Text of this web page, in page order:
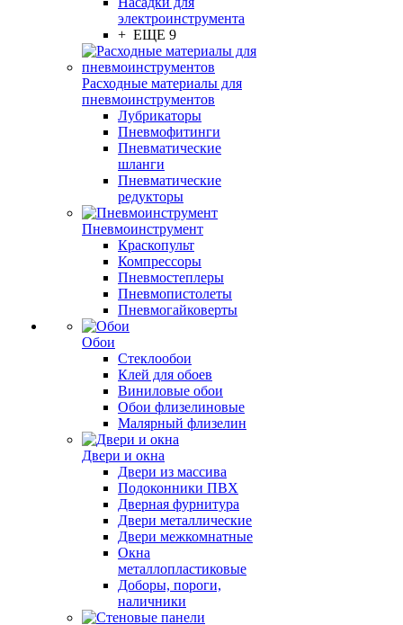
электроинструмента
+ ЕЩЕ 9
Расходные материалы для
пневмоинструментов
Лубрикаторы
Пневмофитинги
Пневматические
шланги
Пневматические
редукторы
Пневмоинструмент
Краскопульт
Компрессоры
Пневмостеплеры
Пневмопистолеты
Пневмогайковерты
Обои
Стеклообои
Клей для обоев
Виниловые обои
Обои флизелиновые
Малярный флизелин
Двери и окна
Двери из массива
Подоконники ПВХ
Дверная фурнитура
Двери металлические
Двери межкомнатные
Окна
металлопластиковые
Доборы, пороги,
наличники